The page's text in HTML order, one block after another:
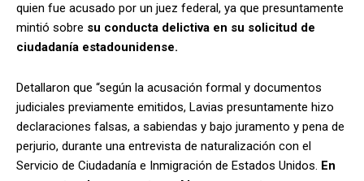
quien fue acusado por un juez federal, ya que presuntamente
mintió sobre su conducta delictiva en su solicitud de
ciudadanía estadounidense.
Detallaron que “según la acusación formal y documentos
judiciales previamente emitidos, Lavias presuntamente hizo
declaraciones falsas, a sabiendas y bajo juramento y pena de
perjurio, durante una entrevista de naturalización con el
Servicio de Ciudadanía e Inmigración de Estados Unidos. En